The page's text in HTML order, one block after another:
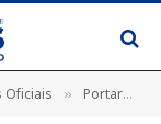
Oficiais » Portarias